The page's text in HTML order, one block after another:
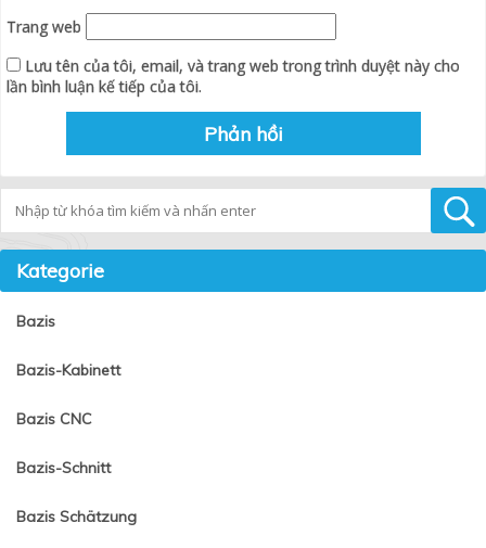
Trang web
Lưu tên của tôi, email, và trang web trong trình duyệt này cho
lần bình luận kế tiếp của tôi.
Kategorie
Bazis
Bazis-Kabinett
Bazis CNC
Bazis-Schnitt
Bazis Schätzung